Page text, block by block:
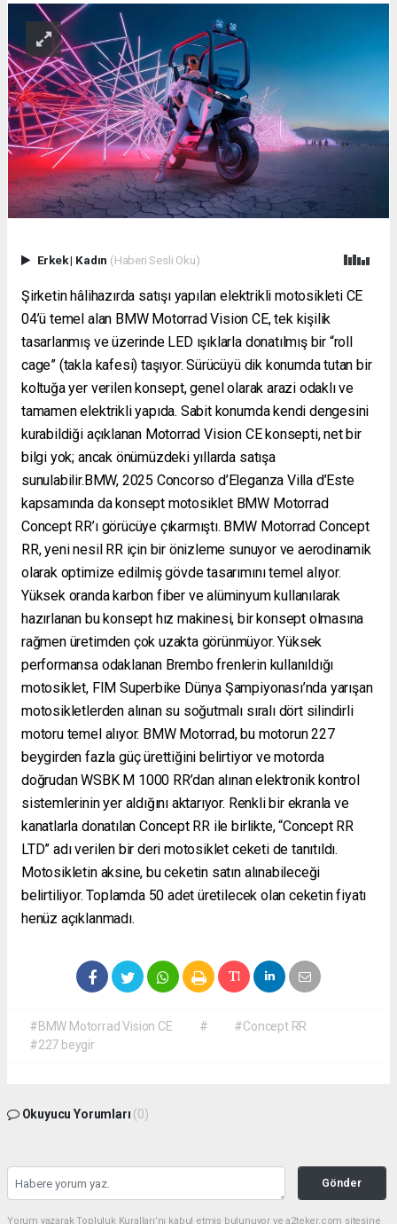
Erkek| Kadın (Haberi Sesli Oku)
Şirketin hâlihazırda satışı yapılan elektrikli motosikleti CE
04’ü temel alan BMW Motorrad Vision CE, tek kişilik
tasarlanmış ve üzerinde LED ışıklarla donatılmış bir “roll
cage” (takla kafesi) taşıyor. Sürücüyü dik konumda tutan bir
koltuğa yer verilen konsept, genel olarak arazi odaklı ve
tamamen elektrikli yapıda. Sabit konumda kendi dengesini
kurabildiği açıklanan Motorrad Vision CE konsepti, net bir
bilgi yok; ancak önümüzdeki yıllarda satışa
sunulabilir.BMW, 2025 Concorso d’Eleganza Villa d’Este
kapsamında da konsept motosiklet BMW Motorrad
Concept RR’ı görücüye çıkarmıştı. BMW Motorrad Concept
RR, yeni nesil RR için bir önizleme sunuyor ve aerodinamik
olarak optimize edilmiş gövde tasarımını temel alıyor.
Yüksek oranda karbon fiber ve alüminyum kullanılarak
hazırlanan bu konsept hız makinesi, bir konsept olmasına
rağmen üretimden çok uzakta görünmüyor. Yüksek
performansa odaklanan Brembo frenlerin kullanıldığı
motosiklet, FIM Superbike Dünya Şampiyonası’nda yarışan
motosikletlerden alınan su soğutmalı sıralı dört silindirli
motoru temel alıyor. BMW Motorrad, bu motorun 227
beygirden fazla güç ürettiğini belirtiyor ve motorda
doğrudan WSBK M 1000 RR’dan alınan elektronik kontrol
sistemlerinin yer aldığını aktarıyor. Renkli bir ekranla ve
kanatlarla donatılan Concept RR ile birlikte, “Concept RR
LTD” adı verilen bir deri motosiklet ceketi de tanıtıldı.
Motosikletin aksine, bu ceketin satın alınabileceği
belirtiliyor. Toplamda 50 adet üretilecek olan ceketin fiyatı
henüz açıklanmadı.
#BMW Motorrad Vision CE #
#Concept RR
#227 beygir
Okuyucu Yorumları (0)
Gönder
Yorum yazarak Topluluk Kuralları’nı kabul etmiş bulunuyor ve a2teker.com sitesine